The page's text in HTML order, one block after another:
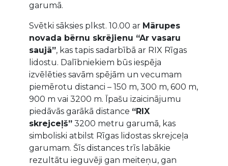
garumā.
Svētki sāksies plkst. 10.00 ar Mārupes
novada bērnu skrējienu “Ar vasaru
saujā”, kas tapis sadarbībā ar RIX Rīgas
lidostu. Dalībniekiem būs iespēja
izvēlēties savām spējām un vecumam
piemērotu distanci – 150 m, 300 m, 600 m,
900 m vai 3200 m. Īpašu izaicinājumu
piedāvās garākā distance “RIX
skrejceļš”3200 metru garumā, kas
simboliski atbilst Rīgas lidostas skrejceļa
garumam. Šīs distances trīs labākie
rezultātu ieguvēji gan meiteņu, gan